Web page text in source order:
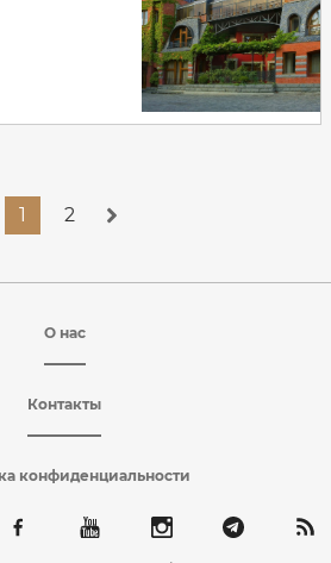
1 2
О нас
Контакты
конфиденциальности